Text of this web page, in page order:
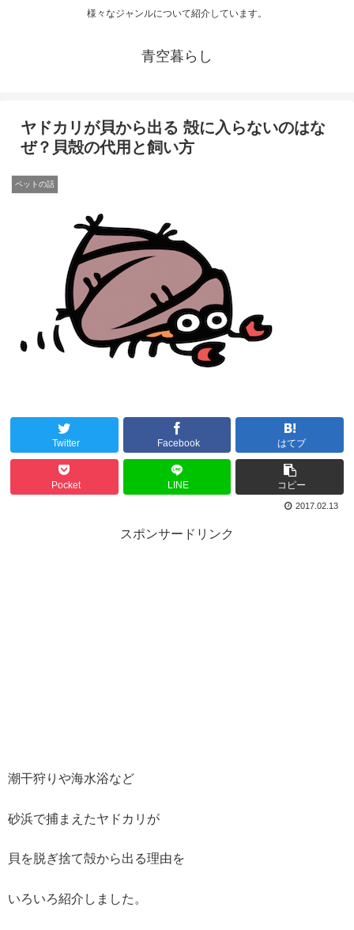
様々なジャンルについて紹介しています。
青空暮らし
ヤドカリが貝から出る 殻に入らないのはな
ぜ？貝殻の代用と飼い方
ペットの話
Twitter Facebook はてブ
Pocket LINE コピー
2017.02.13
スポンサードリンク
潮干狩りや海水浴など
砂浜で捕まえたヤドカリが
貝を脱ぎ捨て殻から出る理由を
いろいろ紹介しました。